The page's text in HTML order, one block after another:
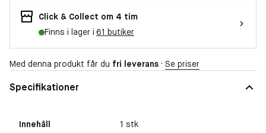
Click & Collect om 4 tim
Finns i lager i 61 butiker
Med denna produkt får du fri leverans · Se priser
Specifikationer
Innehåll 1 stk